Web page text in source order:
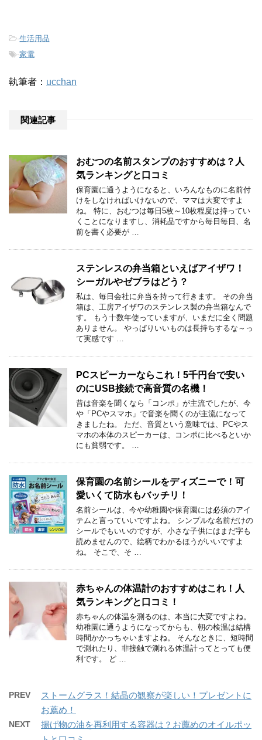
-生活用品
-家電
執筆者： ucchan
関連記事
おむつの名前スタンプのおすすめは？人
気ランキングと口コミ
保育園に通うようになると、いろんなものに名前付
けをしなければいけないので、ママは大変ですよ
ね。 特に、おむつは毎日5枚～10枚程度は持ってい
くことになりますし、消耗品ですから毎日毎日、名
前を書く必要が …
ステンレスの弁当箱といえばアイザワ！
シーガルやゼブラはどう？
私は、毎日会社に弁当を持って行きます。 その弁当
箱は、工房アイザワのステンレス製の弁当箱なんで
す。 もう十数年使っていますが、いまだに全く問題
ありません。 やっぱりいいものは長持ちするな～っ
て実感です …
PCスピーカーならこれ！5千円台で安い
のにUSB接続で高音質の名機！
昔は音楽を聞くなら「コンポ」が主流でしたが、今
や「PCやスマホ」で音楽を聞くのが主流になって
きましたね。 ただ、音質という意味では、PCやス
マホの本体のスピーカーは、コンポに比べるといか
にも貧弱です。 …
保育園の名前シールをディズニーで！可
愛いくて防水もバッチリ！
名前シールは、今や幼稚園や保育園には必須のアイ
テムと言っていいですよね。 シンプルな名前だけの
シールでもいいのですが、小さな子供にはまだ字も
読めませんので、絵柄でわかるほうがいいですよ
ね。 そこで、そ …
赤ちゃんの体温計のおすすめはこれ！人
気ランキングと口コミ！
赤ちゃんの体温を測るのは、本当に大変ですよね。
幼稚園に通うようになってからも、朝の検温は結構
時間かかっちゃいますよね。 そんなときに、短時間
で測れたり、非接触で測れる体温計ってとっても便
利です。 ど …
PREV
ストームグラス！結晶の観察が楽しい！プレゼントに
お薦め！
NEXT
揚げ物の油を再利用する容器は？お薦めのオイルポッ